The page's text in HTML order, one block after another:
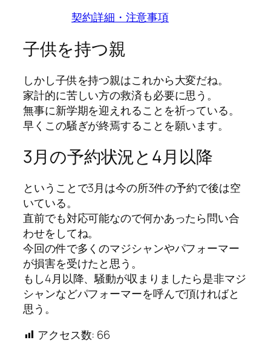
契約詳細・注意事項
子供を持つ親
しかし子供を持つ親はこれから大変だね。
家計的に苦しい方の救済も必要に思う。
無事に新学期を迎えれることを祈っている。
早くこの騒ぎが終焉することを願います。
3月の予約状況と4月以降
ということで3月は今の所3件の予約で後は空
いている。
直前でも対応可能なので何かあったら問い合
わせをしてね。
今回の件で多くのマジシャンやパフォーマー
が損害を受けたと思う。
もし4月以降、騒動が収まりましたら是非マジ
シャンなどパフォーマーを呼んで頂ければと
思う。
アクセス数: 66